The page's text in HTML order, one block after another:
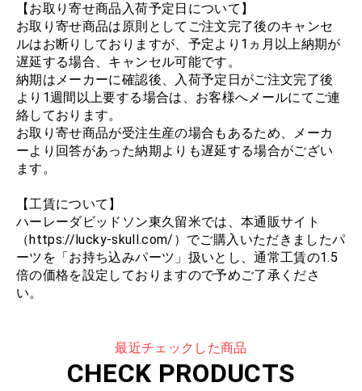
【お取り寄せ商品入荷予定日について】
お取り寄せ商品は原則としてご注文完了後のキャンセ
ルはお断りしておりますが、予定より1ヵ月以上納期が
遅延する場合、キャンセル可能です。
納期はメーカーに確認後、入荷予定日がご注文完了後
より1週間以上要する場合は、お客様へメールにてご連
絡しております。
お取り寄せ商品が受注生産の場合もあるため、メーカ
ーより回答があった納期よりも遅延する場合がござい
ます。
【工賃について】
ハーレーダビッドソン東久留米では、本通販サイト
（https://lucky-skull.com/）でご購入いただきましたパ
ーツを「お持ち込みパーツ」扱いとし、通常工賃の1.5
倍の価格を設定しておりますので予めご了承くださ
い。
最近チェックした商品
CHECK PRODUCTS